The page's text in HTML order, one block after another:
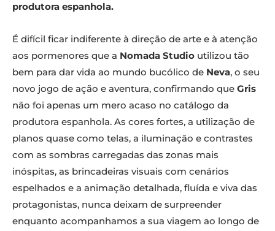
produtora espanhola.
É difícil ficar indiferente à direção de arte e à atenção
aos pormenores que a Nomada Studio utilizou tão
bem para dar vida ao mundo bucólico de Neva, o seu
novo jogo de ação e aventura, confirmando que Gris
não foi apenas um mero acaso no catálogo da
produtora espanhola. As cores fortes, a utilização de
planos quase como telas, a iluminação e contrastes
com as sombras carregadas das zonas mais
inóspitas, as brincadeiras visuais com cenários
espelhados e a animação detalhada, fluída e viva das
protagonistas, nunca deixam de surpreender
enquanto acompanhamos a sua viagem ao longo de